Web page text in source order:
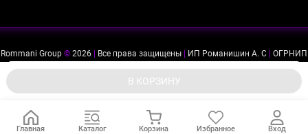
В КОРЗИНУ
Rommani Group © 2026 Все права защищены ИП Романишин А. С
ОГРНИП
Главная Каталог Корзина Избранное Вход